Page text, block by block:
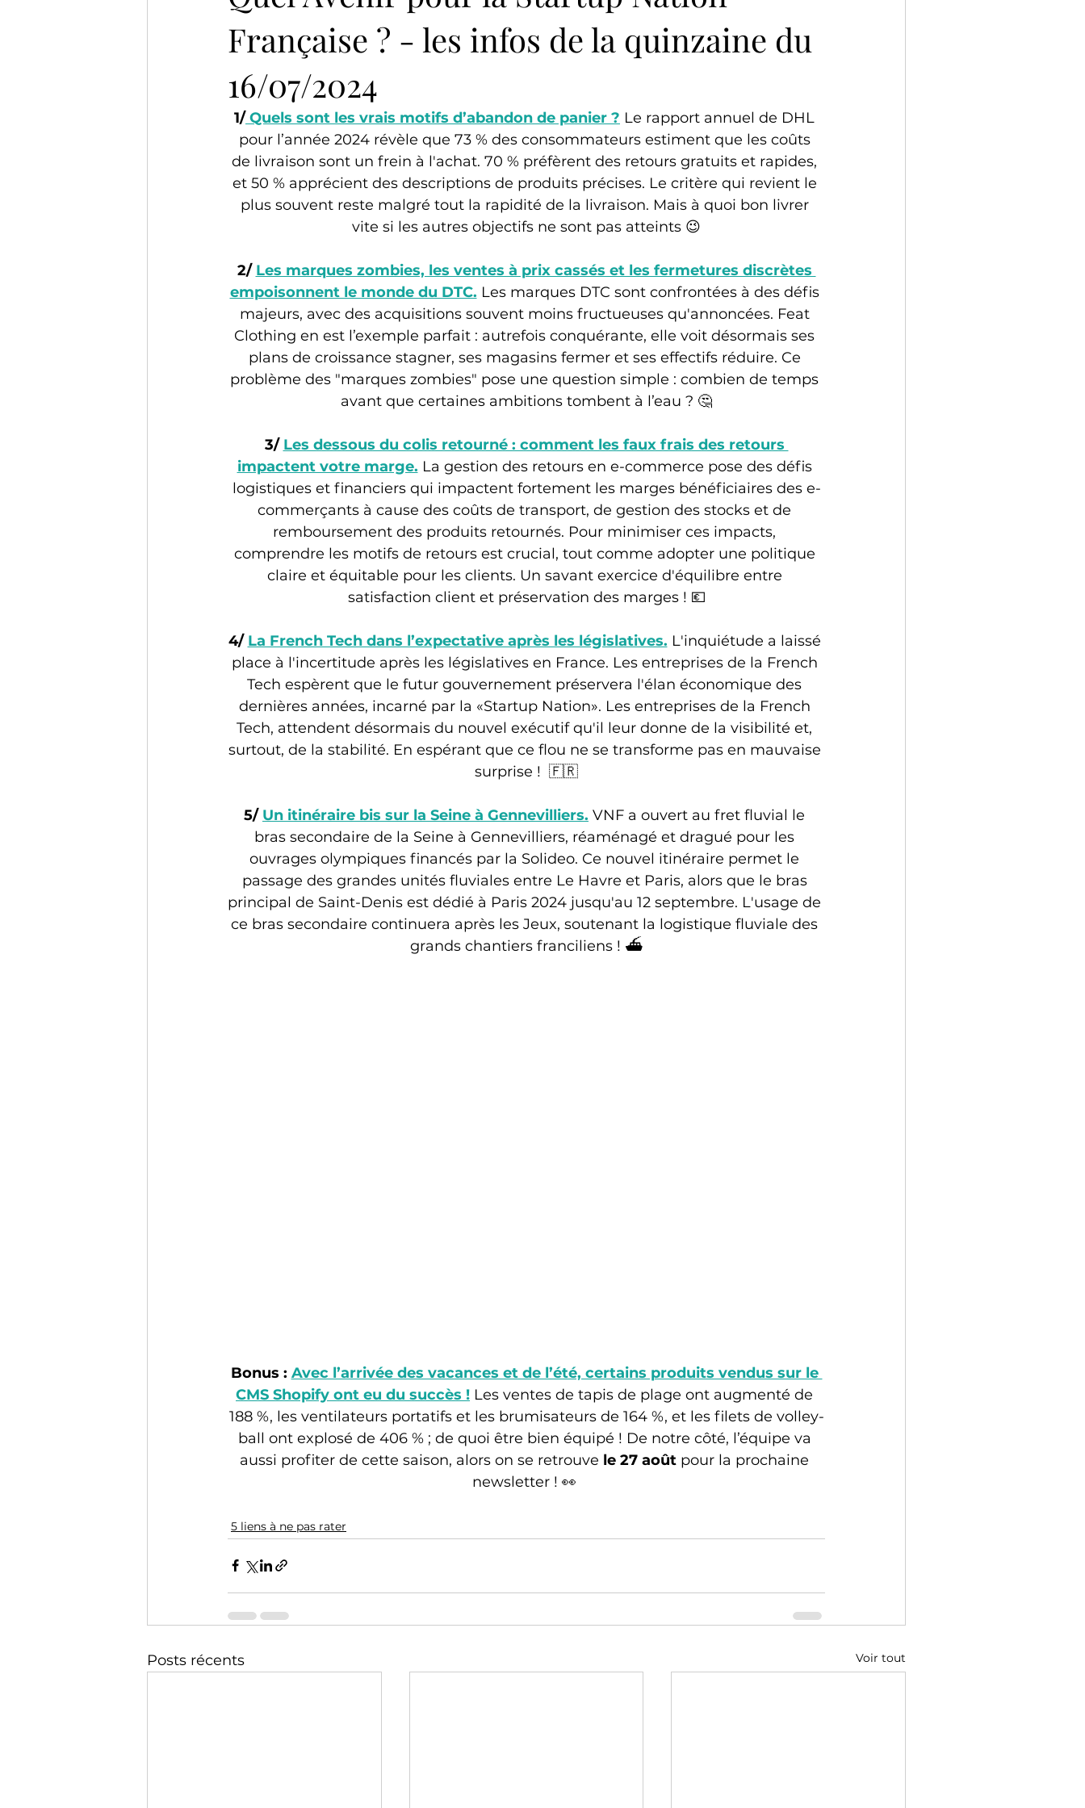
Française ? - les infos de la quinzaine du
16/07/2024
1/ Quels sont les vrais motifs d’abandon de panier ? Le rapport annuel de DHL
pour l’année 2024 révèle que 73 % des consommateurs estiment que les coûts
de livraison sont un frein à l'achat. 70 % préfèrent des retours gratuits et rapides,
et 50 % apprécient des descriptions de produits précises. Le critère qui revient le
plus souvent reste malgré tout la rapidité de la livraison. Mais à quoi bon livrer
vite si les autres objectifs ne sont pas atteints 😉
2/ Les marques zombies, les ventes à prix cassés et les fermetures discrètes
empoisonnent le monde du DTC. Les marques DTC sont confrontées à des défis
majeurs, avec des acquisitions souvent moins fructueuses qu'annoncées. Feat
Clothing en est l’exemple parfait : autrefois conquérante, elle voit désormais ses
plans de croissance stagner, ses magasins fermer et ses effectifs réduire. Ce
problème des "marques zombies" pose une question simple : combien de temps
avant que certaines ambitions tombent à l’eau ? 🤔
3/ Les dessous du colis retourné : comment les faux frais des retours
impactent votre marge. La gestion des retours en e-commerce pose des défis
logistiques et financiers qui impactent fortement les marges bénéficiaires des e-
commerçants à cause des coûts de transport, de gestion des stocks et de
remboursement des produits retournés. Pour minimiser ces impacts,
comprendre les motifs de retours est crucial, tout comme adopter une politique
claire et équitable pour les clients. Un savant exercice d'équilibre entre
satisfaction client et préservation des marges ! 💶
4/ La French Tech dans l’expectative après les législatives. L'inquiétude a laissé
place à l'incertitude après les législatives en France. Les entreprises de la French
Tech espèrent que le futur gouvernement préservera l'élan économique des
dernières années, incarné par la «Startup Nation». Les entreprises de la French
Tech, attendent désormais du nouvel exécutif qu'il leur donne de la visibilité et,
surtout, de la stabilité. En espérant que ce flou ne se transforme pas en mauvaise
surprise ! 🇫🇷
5/ Un itinéraire bis sur la Seine à Gennevilliers. VNF a ouvert au fret fluvial le
bras secondaire de la Seine à Gennevilliers, réaménagé et dragué pour les
ouvrages olympiques financés par la Solideo. Ce nouvel itinéraire permet le
passage des grandes unités fluviales entre Le Havre et Paris, alors que le bras
principal de Saint-Denis est dédié à Paris 2024 jusqu'au 12 septembre. L'usage de
ce bras secondaire continuera après les Jeux, soutenant la logistique fluviale des
grands chantiers franciliens ! ⛴️
Bonus : Avec l’arrivée des vacances et de l’été, certains produits vendus sur le
CMS Shopify ont eu du succès ! Les ventes de tapis de plage ont augmenté de
188 %, les ventilateurs portatifs et les brumisateurs de 164 %, et les filets de volley-
ball ont explosé de 406 % ; de quoi être bien équipé ! De notre côté, l’équipe va
aussi profiter de cette saison, alors on se retrouve le 27 août pour la prochaine
newsletter ! 👀
5 liens à ne pas rater
Posts récents Voir tout